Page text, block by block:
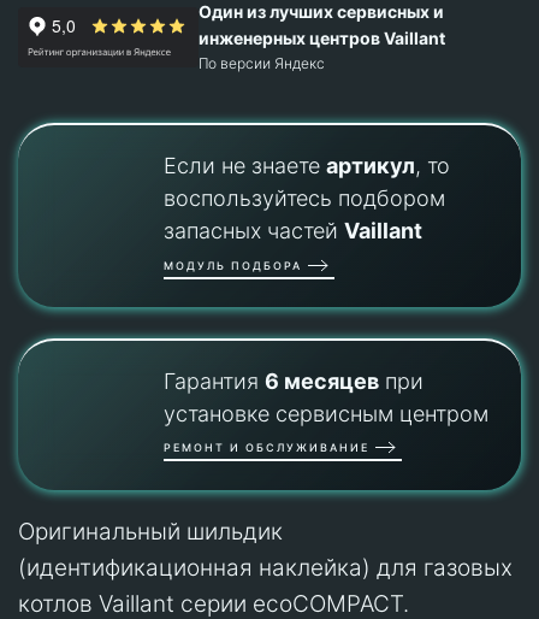
Один из лучших сервисных и
инженерных центров Vaillant
По версии Яндекс
Если не знаете артикул, то
воспользуйтесь подбором
запасных частей Vaillant
МОДУЛЬ ПОДБОРА
Гарантия 6 месяцевпри
установке сервисным центром
РЕМОНТ И ОБСЛУЖИВАНИЕ
Оригинальный шильдик
(идентификационная наклейка) для газовых
котлов Vaillant серии ecoCOMPACT.